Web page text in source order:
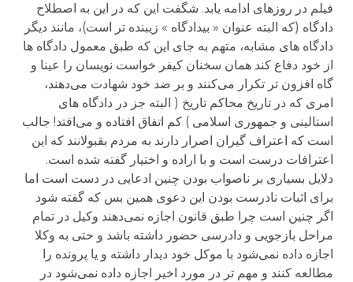
فیلم در روزهای ادامه یابد. شگفت این که در این به اصطلاح
دادگاه (که البته عنوان « بیدادگاه » زیبنده تر است)، مانند دیگر
دادگاه های مشابه، متهم به جای این که طبق معمول دادگاه ها
از خود دفاع کند همان سخنان کیفر خواست نویسان را عینا و
گاه افزون تر تکرار می‌کنند و بر ضد خود شهادت می‌دهند،
امری که در تاریخ محاکم تاریخ ( البته جز در دادگاه های
استالینی و جمهوری اسلامی ) کم اتفاق افتاده و می‌افتد! جالب
است که اعتراف گیران اصرار دارند به مردم بقبولانند که این
اعترافات درست است و با اراده و اختیار گفته شده است.
دلایل بسیاری بر ناصواب بودن چنین ادعایی در دست است اما
برای اثبات نادرست بودن این دعوی همین بس که گفته شود
اگر چنین است چرا طبق قانون اجازه نمی‌دهند وکیل در تمام
مراحل بازجویی و دادرسی حضور داشته باشد و حتی به وکلا
اجازه داده نمی‌شود با موکل خود دیدار داشته و یا پرونده را
مطالعه کنند و مهم تر در مورد اخیر اجازه داده نمی‌شود در